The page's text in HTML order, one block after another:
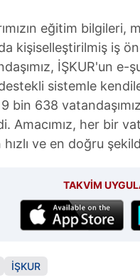
eğitim bilgileri,
kişiselleştirilmiş iş
İŞKUR'un e-
sistemle
bin 638
Amacımız, her bir
ve en doğru
TAKVİM
İŞKUR